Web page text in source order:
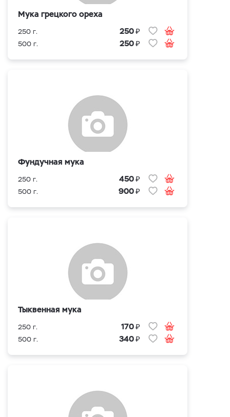
Мука грецкого ореха
250 г. 250₽
500 г. 250₽
Фундучная мука
250 г. 450₽
500 г. 900₽
Тыквенная мука
250 г. 170₽
500 г. 340₽